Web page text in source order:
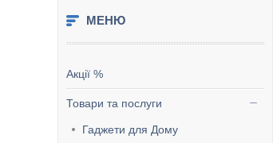
Акції %
Товари та послуги
Гаджети для Дому